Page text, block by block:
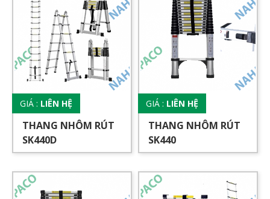
GIÁ : LIÊN HỆ
THANG NHÔM RÚT
SK440D
GIÁ : LIÊN HỆ
THANG NHÔM RÚT
SK440